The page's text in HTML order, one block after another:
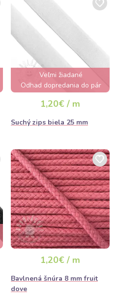
Veľmi žiadané
Odhad dopredania do pár
1,20€ / m
Suchý zips biela 25 mm
1,20€ / m
Bavlnená šnúra 8 mm fruit
dove